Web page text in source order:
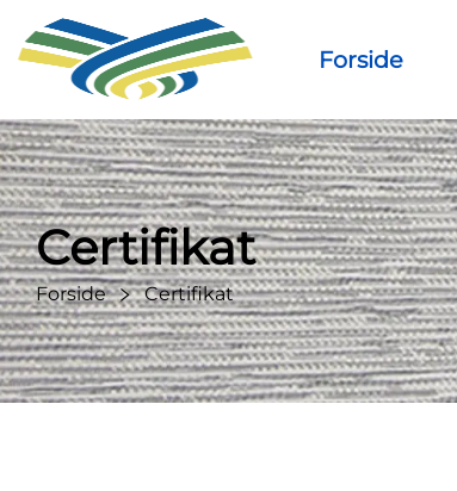
Forside
Certifikat
Forside Certifikat